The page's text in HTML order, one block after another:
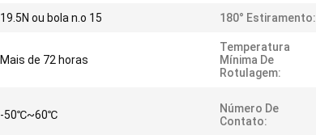
19.5N ou bola n.o 15 180° Estiramento:
Mais de 72 horas
Temperatura
Mínima De
Rotulagem:
-50℃~60℃
Número De
Contato: